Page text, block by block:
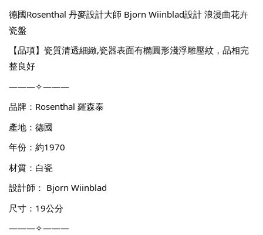
德國Rosenthal 丹麥設計大師 Bjorn Wiinblad設計 浪漫曲花卉
瓷盤
【品項】瓷質清透細緻,瓷器表面有橢圓形淺浮雕壓紋，品相完
整良好
———✧———
品牌：Rosenthal 羅森泰
產地：德國
年份：約1970
材質：白瓷
設計師： Bjorn Wiinblad
尺寸：19公分
———✧———